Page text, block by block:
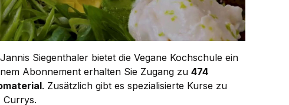
Siegenthaler bietet die Vegane Kochschule ein
Abonnement erhalten Sie Zugang zu474
. Zusätzlich gibt es spezialisierte Kurse zu
Currys.